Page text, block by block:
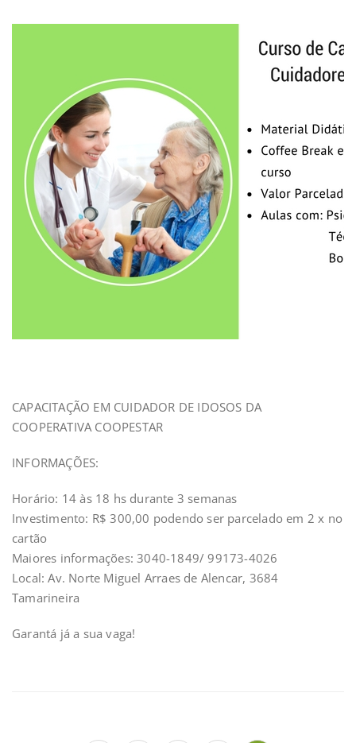
CAPACITAÇÃO EM CUIDADOR DE IDOSOS DA
COOPERATIVA COOPESTAR
INFORMAÇÕES:
Horário: 14 às 18 hs durante 3 semanas
Investimento: R$ 300,00 podendo ser parcelado em 2 x no
cartão
Maiores informações: 3040-1849/ 99173-4026
Local: Av. Norte Miguel Arraes de Alencar, 3684
Tamarineira
Garantá já a sua vaga!